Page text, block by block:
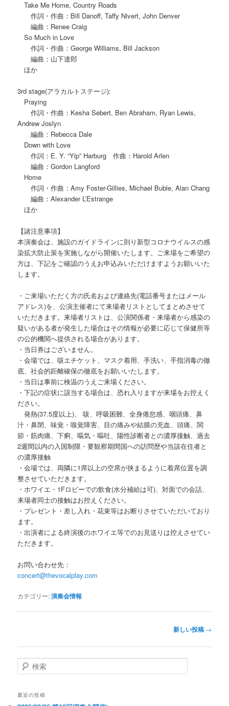
Take Me Home, Country Roads
作詞・作曲：Bill Danoff, Taffy Nivert, John Denver
編曲：Renee Craig
So Much in Love
作詞・作曲：George Williams, Bill Jackson
編曲：山下達郎
ほか
3rd stage(アラカルトステージ):
Praying
作詞・作曲：Kesha Sebert, Ben Abraham, Ryan Lewis,
Andrew Joslyn
編曲：Rebecca Dale
Down with Love
作詞：E. Y. “Yip” Harburg 作曲：Harold Arlen
編曲：Gordon Langford
Home
作詞・作曲：Amy Foster-Gillies, Michael Buble, Alan Chang
編曲：Alexander L’Estrange
ほか
【諸注意事項】
本演奏会は、施設のガイドラインに則り新型コロナウイルスの感
染拡大防止策を実施しながら開催いたします。ご来場をご希望の
方は、下記をご確認のうえお申込みいただけますようお願いいた
します。
・ご来場いただく方の氏名および連絡先(電話番号またはメール
アドレス)を、公演主催者にて来場者リストとしてまとめさせて
いただきます。来場者リストは、公演関係者・来場者から感染の
疑いがある者が発生した場合はその情報が必要に応じて保健所等
の公的機関へ提供される場合があります。
・当日券はございません。
・会場では、咳エチケット、マスク着用、手洗い、手指消毒の徹
底、社会的距離確保の徹底をお願いいたします。
・当日は事前に検温のうえご来場ください。
・下記の症状に該当する場合は、恐れ入りますが来場をお控えく
ださい。
発熱(37.5度以上)、 咳、呼吸困難、全身倦怠感、咽頭痛、鼻
汁・鼻閉、味覚・嗅覚障害、目の痛みや結膜の充血、頭痛、関
節・筋肉痛、下痢、嘔気・嘔吐、陽性診断者との濃厚接触、過去
2週間以内の入国制限・要観察期間国への訪問歴や当該在住者と
の濃厚接触
・会場では、両隣に1席以上の空席が挟まるように着席位置を調
整させていただきます。
・ホワイエ・1Fロビーでの飲食(水分補給は可)、対面での会話、
来場者同士の接触はお控えください。
・プレゼント・差し入れ・花束等はお断りさせていただいており
ます。
・出演者による終演後のホワイエ等でのお見送りは控えさせてい
ただきます。
お問い合わせ先：
concert@thevocalplay.com
カテゴリー:演奏会情報
ナ
ビ
ゲ
シ
ョ
新しい投稿 →
検
索
最近の投稿